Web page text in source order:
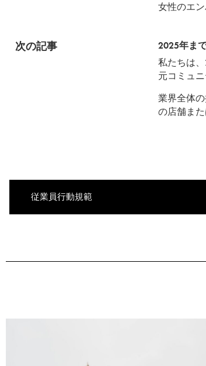
女性のエ
次の記事 2025年ま
私たちは
元コミュ
業界全体
の店舗ま
従業員行動規範